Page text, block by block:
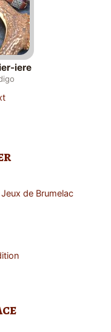
iere
de Brumelac